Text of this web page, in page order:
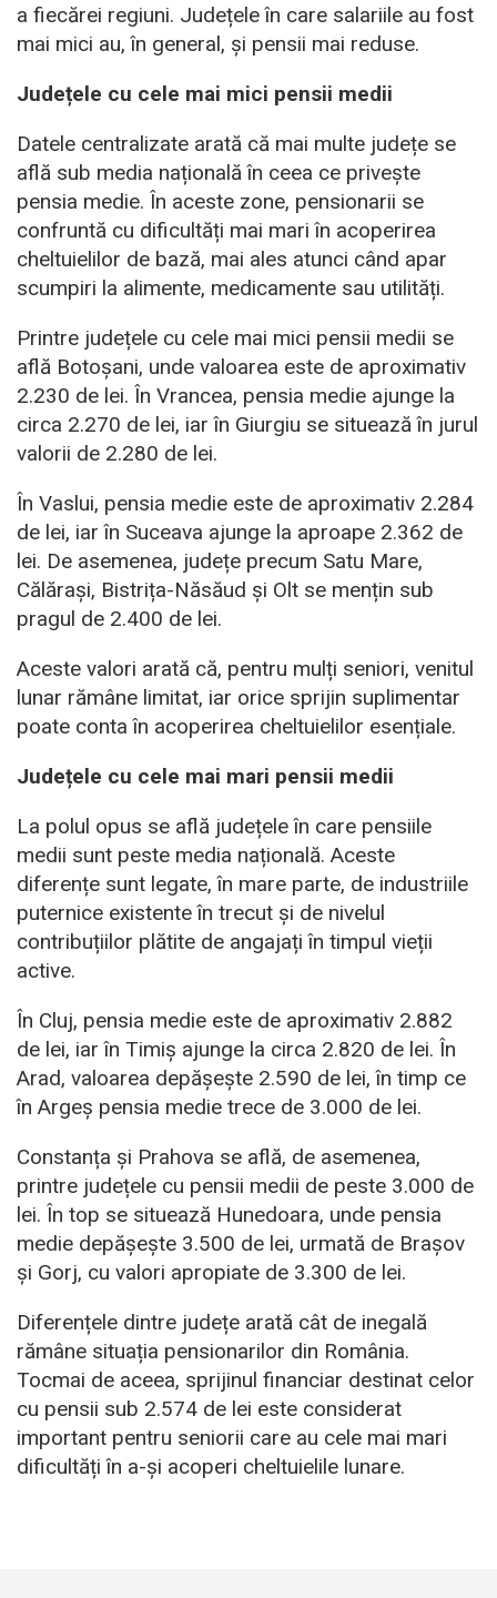
a fiecărei regiuni. Județele în care salariile au fost
mai mici au, în general, și pensii mai reduse.
Județele cu cele mai mici pensii medii
Datele centralizate arată că mai multe județe se
află sub media națională în ceea ce privește
pensia medie. În aceste zone, pensionarii se
confruntă cu dificultăți mai mari în acoperirea
cheltuielilor de bază, mai ales atunci când apar
scumpiri la alimente, medicamente sau utilități.
Printre județele cu cele mai mici pensii medii se
află Botoșani, unde valoarea este de aproximativ
2.230 de lei. În Vrancea, pensia medie ajunge la
circa 2.270 de lei, iar în Giurgiu se situează în jurul
valorii de 2.280 de lei.
În Vaslui, pensia medie este de aproximativ 2.284
de lei, iar în Suceava ajunge la aproape 2.362 de
lei. De asemenea, județe precum Satu Mare,
Călărași, Bistrița-Năsăud și Olt se mențin sub
pragul de 2.400 de lei.
Aceste valori arată că, pentru mulți seniori, venitul
lunar rămâne limitat, iar orice sprijin suplimentar
poate conta în acoperirea cheltuielilor esențiale.
Județele cu cele mai mari pensii medii
La polul opus se află județele în care pensiile
medii sunt peste media națională. Aceste
diferențe sunt legate, în mare parte, de industriile
puternice existente în trecut și de nivelul
contribuțiilor plătite de angajați în timpul vieții
active.
În Cluj, pensia medie este de aproximativ 2.882
de lei, iar în Timiș ajunge la circa 2.820 de lei. În
Arad, valoarea depășește 2.590 de lei, în timp ce
în Argeș pensia medie trece de 3.000 de lei.
Constanța și Prahova se află, de asemenea,
printre județele cu pensii medii de peste 3.000 de
lei. În top se situează Hunedoara, unde pensia
medie depășește 3.500 de lei, urmată de Brașov
și Gorj, cu valori apropiate de 3.300 de lei.
Diferențele dintre județe arată cât de inegală
rămâne situația pensionarilor din România.
Tocmai de aceea, sprijinul financiar destinat celor
cu pensii sub 2.574 de lei este considerat
important pentru seniorii care au cele mai mari
dificultăți în a-și acoperi cheltuielile lunare.